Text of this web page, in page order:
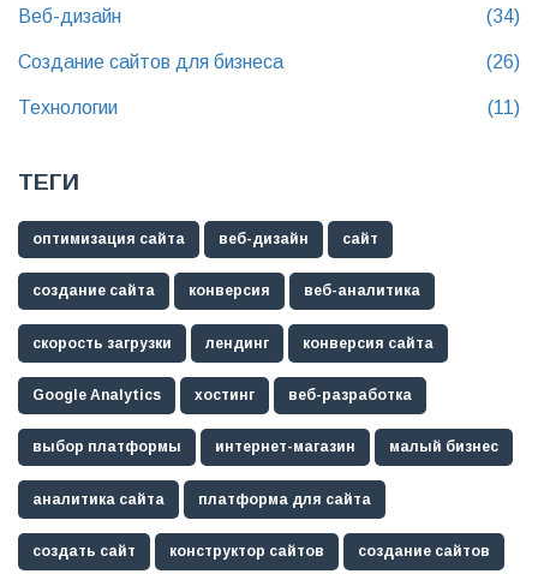
Веб-дизайн (34)
Создание сайтов для бизнеса (26)
Технологии (11)
ТЕГИ
оптимизация сайта веб-дизайн сайт
создание сайта конверсия веб-аналитика
скорость загрузки лендинг конверсия сайта
Google Analytics хостинг веб-разработка
выбор платформы интернет-магазин малый бизнес
аналитика сайта платформа для сайта
создать сайт конструктор сайтов создание сайтов